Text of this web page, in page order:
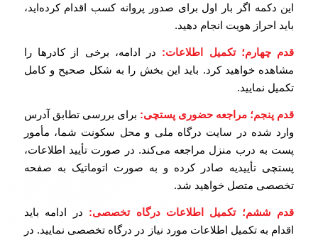
این دکمه اگر بار اول برای صدور پروانه کسب اقدام کرده‌اید،
باید احراز هویت انجام دهید.
قدم چهارم؛ تکمیل اطلاعات: در ادامه، برخی از کادرها را
مشاهده خواهید کرد. باید این بخش را به شکل صحیح و کامل
تکمیل نمایید.
قدم پنجم؛ مراجعه حضوری پستچی: برای بررسی تطابق آدرس
وارد شده در سایت درگاه ملی و محل سکونت شما، مأمور
پست به درب منزل مراجعه می‌کند. در صورت تأیید اطلاعات،
پستچی تأییدیه صادر کرده و به صورت اتوماتیک به صفحه
تخصصی متصل خواهید شد.
قدم ششم؛ تکمیل اطلاعات درگاه تخصصی: در ادامه باید
اقدام به تکمیل اطلاعات مورد نیاز در درگاه تخصصی نمایید. در